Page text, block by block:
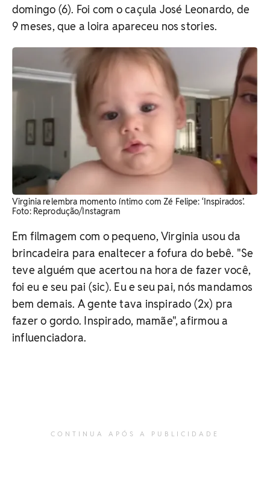
domingo (6). Foi com o caçula José Leonardo, de
9 meses, que a loira apareceu nos stories.
Virginia relembra momento íntimo com Zé Felipe: ‘Inspirados’. ​
Foto: Reprodução/Instagram
Em filmagem com o pequeno, Virginia usou da
brincadeira para enaltecer a fofura do bebê. "Se
teve alguém que acertou na hora de fazer você,
foi eu e seu pai (sic). Eu e seu pai, nós mandamos
bem demais. A gente tava inspirado (2x) pra
fazer o gordo. Inspirado, mamãe", afirmou a
influenciadora.
CONTINUA APÓS A PUBLICIDADE